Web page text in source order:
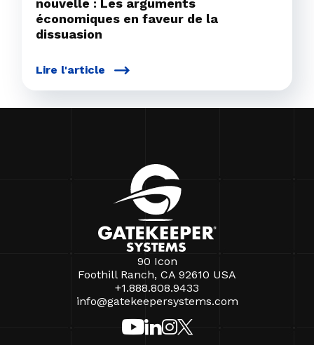
nouvelle : Les arguments
économiques en faveur de la
dissuasion
Lire l'article
90 Icon
Foothill Ranch, CA 92610 USA
+1.888.808.9433
info@gatekeepersystems.com